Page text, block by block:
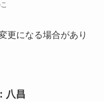
更になる場合があり
八昌